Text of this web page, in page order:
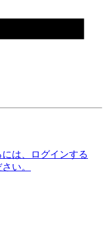
は、ログインする
い。